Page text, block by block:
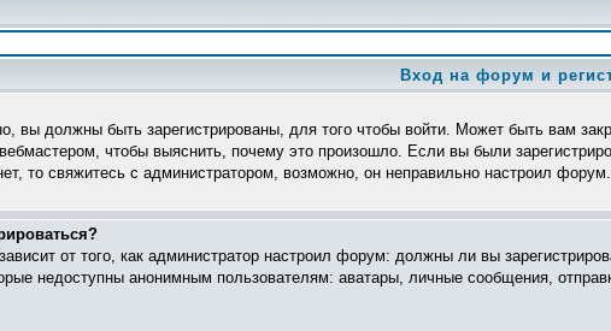
Вход на форум и
вы должны быть зарегистрированы, для того чтобы войти. Может быть вам
чтобы выяснить, почему это произошло. Если вы были
то свяжитесь с администратором, возможно, он неправильно настроил форум.
от того, как администратор настроил форум: должны ли вы
недоступны анонимным пользователям: аватары, личные сообщения,